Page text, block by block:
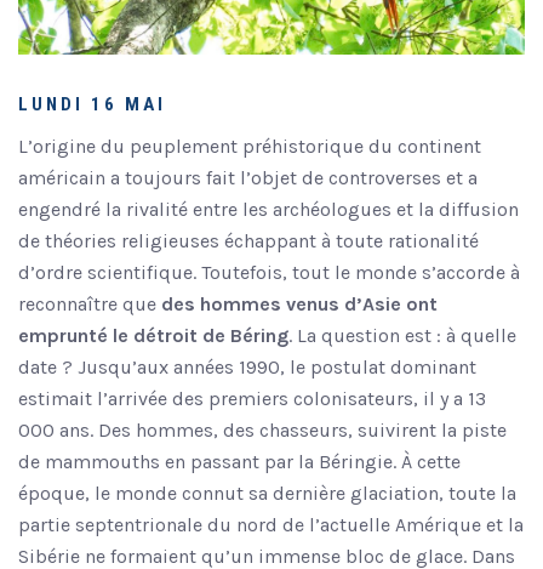
LUNDI 16 MAI
L’origine du peuplement préhistorique du continent
américain a toujours fait l’objet de controverses et a
engendré la rivalité entre les archéologues et la diffusion
de théories religieuses échappant à toute rationalité
d’ordre scientifique. Toutefois, tout le monde s’accorde à
reconnaître que des hommes venus d’Asie ont
emprunté le détroit de Béring. La question est : à quelle
date ? Jusqu’aux années 1990, le postulat dominant
estimait l’arrivée des premiers colonisateurs, il y a 13
000 ans. Des hommes, des chasseurs, suivirent la piste
de mammouths en passant par la Béringie. À cette
époque, le monde connut sa dernière glaciation, toute la
partie septentrionale du nord de l’actuelle Amérique et la
Sibérie ne formaient qu’un immense bloc de glace. Dans